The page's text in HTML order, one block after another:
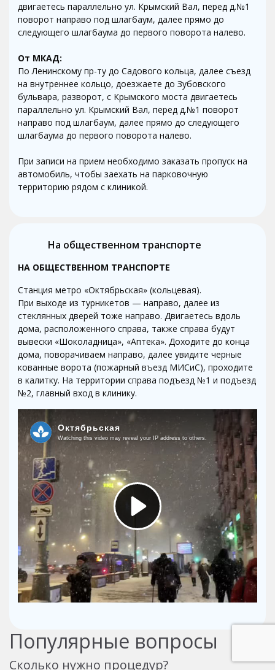
двигаетесь параллельно ул. Крымский Вал, перед д.№1
поворот направо под шлагбаум, далее прямо до
следующего шлагбаума до первого поворота налево.
От МКАД:
По Ленинскому пр-ту до Садового кольца, далее съезд
на внутреннее кольцо, доезжаете до Зубовского
бульвара, разворот, с Крымского моста двигаетесь
параллельно ул. Крымский Вал, перед д.№1 поворот
направо под шлагбаум, далее прямо до следующего
шлагбаума до первого поворота налево.
При записи на прием необходимо заказать пропуск на
автомобиль, чтобы заехать на парковочную
территорию рядом с клиникой.
На общественном транспорте
НА ОБЩЕСТВЕННОМ ТРАНСПОРТЕ
Станция метро «Октябрьская» (кольцевая).
При выходе из турникетов — направо, далее из
стеклянных дверей тоже направо. Двигаетесь вдоль
дома, расположенного справа, также справа будут
вывески «Шоколадница», «Аптека». Доходите до конца
дома, поворачиваем направо, далее увидите черные
кованные ворота (пожарный въезд МИСиС), проходите
в калитку. На территории справа подъезд №1 и подъезд
№2, главный вход в клинику.
Популярные вопросы
Сколько нужно процедур?